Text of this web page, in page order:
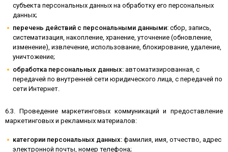
субъекта персональных данных на обработку его персональных
данных;
перечень действий с персональными данными: сбор, запись,
систематизация, накопление, хранение, уточнение (обновление,
изменение), извлечение, использование, блокирование, удаление,
уничтожение;
обработка персональных данных: автоматизированная, с
передачей по внутренней сети юридического лица, с передачей по
сети Интернет.
6.3. Проведение маркетинговых коммуникаций и предоставление
маркетинговых и рекламных материалов:
категории персональных данных: фамилия, имя, отчество, адрес
электронной почты, номер телефона;